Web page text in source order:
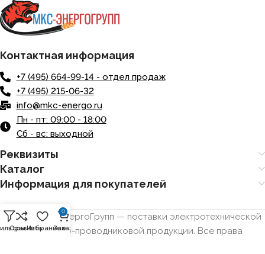
Контактная информация
+7 (495) 664-99-14 - отдел продаж
+7 (495) 215-06-32
info@mkc-energo.ru
Пн - пт: 09:00 - 18:00
Сб - вс: выходной
Реквизиты
Каталог
Информация для покупателей
© 2025 МКС ЭнергоГрупп — поставки электротехнической
и кабельно-проводниковой продукции. Все права
СравнитьИзбранное
0
Заказ